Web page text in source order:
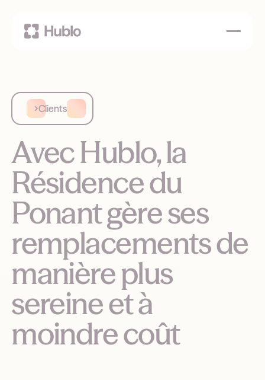
Clients
Avec Hublo, la
Résidence du
Ponant gère ses
remplacements de
manière plus
sereine et à
moindre coût